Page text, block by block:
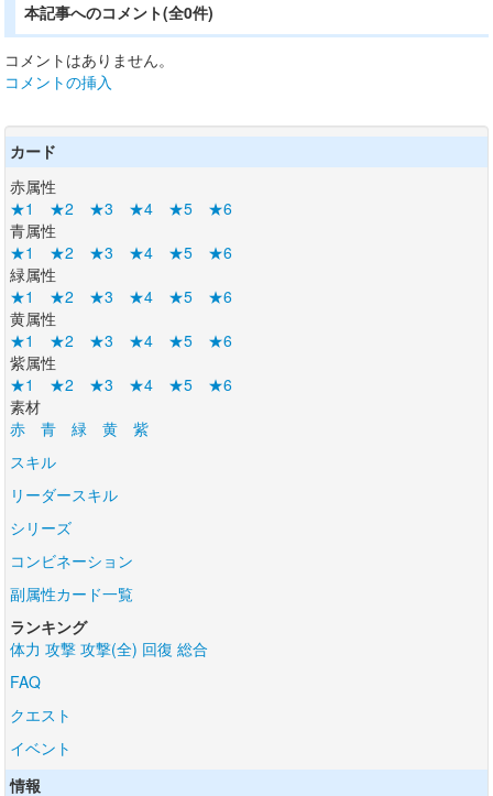
本記事へのコメント(全0件)
コメントはありません。
コメントの挿入
カード
赤属性
★1
★2 ★3 ★4 ★5
★6
青属性
★1
★2 ★3 ★4 ★5
★6
緑属性
★1
★2 ★3 ★4 ★5
★6
黄属性
★1
★2 ★3 ★4 ★5
★6
紫属性
★1
★2 ★3 ★4 ★5
★6
素材
赤
青 緑 黄
紫
スキル
リーダースキル
シリーズ
コンビネーション
副属性カード一覧
ランキング
体力 攻撃 攻撃(全) 回復 総合
FAQ
クエスト
イベント
情報